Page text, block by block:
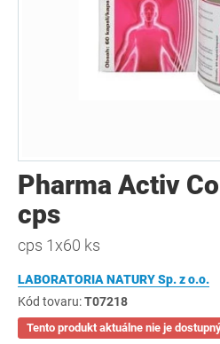
Pharma Activ
cps
cps 1x60 ks
LABORATORIA NATURY Sp. z o.o.
Kód tovaru:T07218
Tento produkt aktuálne nie je